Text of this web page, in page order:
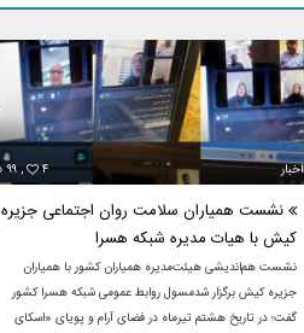
۹۹ , ۴ اخبار
نشست همیاران سلامت روان اجتماعی جزیره
کیش با هیات مدیره شبکه هسرا
نشست هم‌اندیشی هیئت‌مدیره همیاران کشور با همیاران
جزیره کیش برگزار شدمسول روابط عمومی شبکه هسرا کشور
گفت؛ در تاریخ هشتم تیرماه در فضای آرام و پویا‌ی «اسکای